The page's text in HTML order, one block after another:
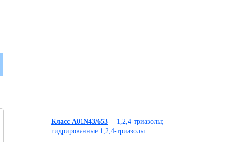
Класс A01N43/653
1,2,4-триазолы;
гидрированные 1,2,4-триазолы